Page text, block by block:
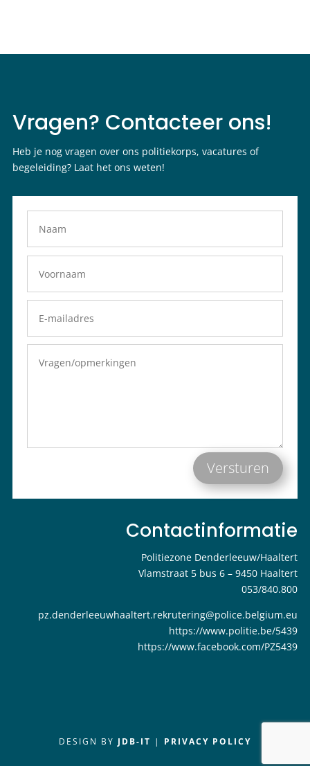
Vragen? Contacteer ons!
Heb je nog vragen over ons politiekorps, vacatures of
begeleiding? Laat het ons weten!
Versturen
Contactinformatie
Politiezone Denderleeuw/Haaltert
Vlamstraat 5 bus 6 – 9450 Haaltert
053/840.800
pz.denderleeuwhaaltert.rekrutering@police.belgium.eu
https://www.politie.be/5439
https://www.facebook.com/PZ5439
DESIGN BY JDB-IT | PRIVACY POLICY